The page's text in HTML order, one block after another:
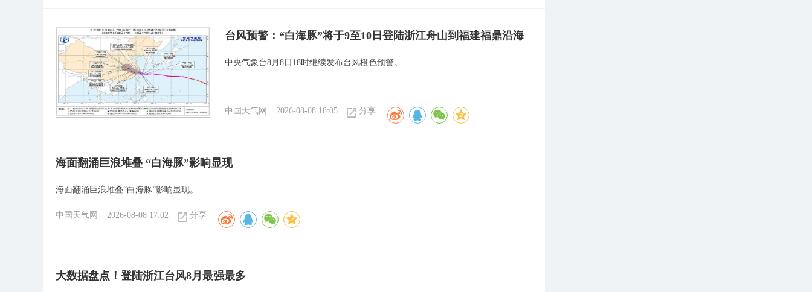
台风预警：“白海豚”将于9至10日登陆浙江舟山到福建福鼎沿海
中央气象台8月8日18时继续发布台风橙色预警。
中国天气网 2026-08-08 18:05 分享
海面翻涌巨浪堆叠 “白海豚”影响显现
海面翻涌巨浪堆叠“白海豚”影响显现。
中国天气网 2026-08-08 17:02 分享
大数据盘点！登陆浙江台风8月最强最多